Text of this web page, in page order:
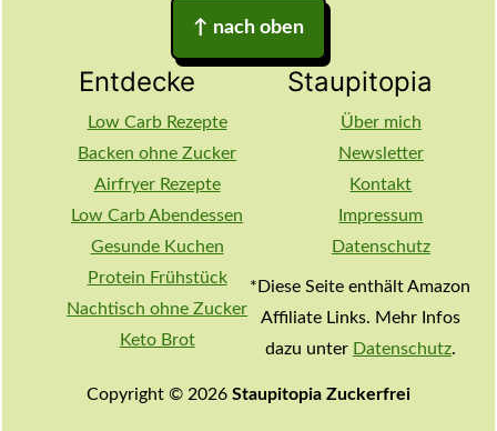
↑ nach oben
Entdecke
Low Carb Rezepte
Backen ohne Zucker
Airfryer Rezepte
Low Carb Abendessen
Gesunde Kuchen
Protein Frühstück
Nachtisch ohne Zucker
Keto Brot
Staupitopia
Über mich
Newsletter
Kontakt
Impressum
Datenschutz
*Diese Seite enthält Amazon
Affiliate Links. Mehr Infos
dazu unter Datenschutz.
Copyright © 2026 Staupitopia Zuckerfrei